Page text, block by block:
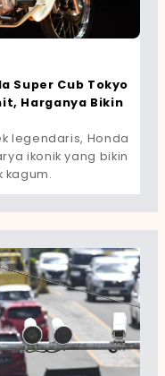
Super Cub Tokyo
Harganya Bikin
legendaris, Honda
ikonik yang bikin
kagum.